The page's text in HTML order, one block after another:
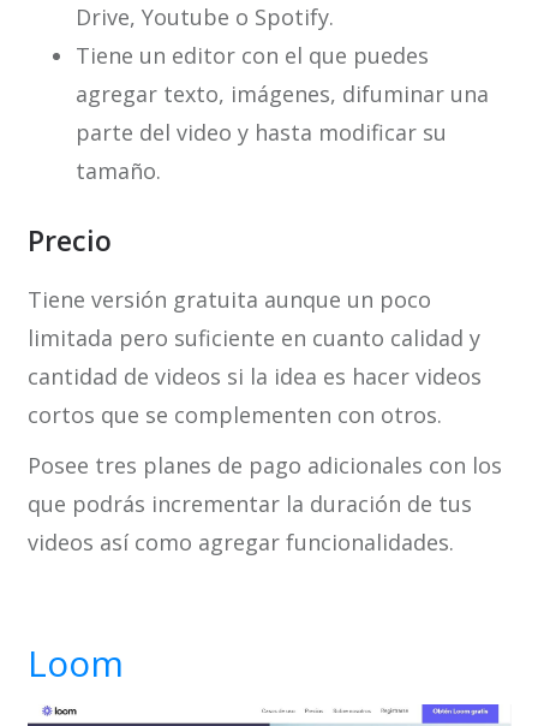
Drive, Youtube o Spotify.
Tiene un editor con el que puedes
agregar texto, imágenes, difuminar una
parte del video y hasta modificar su
tamaño.
Precio
Tiene versión gratuita aunque un poco
limitada pero suficiente en cuanto calidad y
cantidad de videos si la idea es hacer videos
cortos que se complementen con otros.
Posee tres planes de pago adicionales con los
que podrás incrementar la duración de tus
videos así como agregar funcionalidades.
Loom